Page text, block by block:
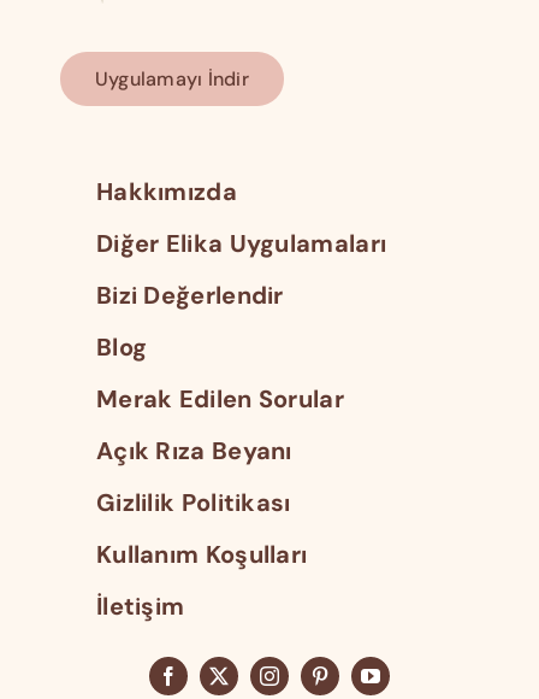
Uygulamayı İndir
Hakkımızda
Diğer Elika Uygulamaları
Bizi Değerlendir
Blog
Merak Edilen Sorular
Açık Rıza Beyanı
Gizlilik Politikası
Kullanım Koşulları
İletişim